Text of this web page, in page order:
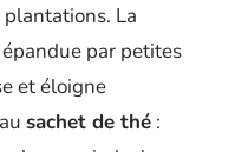
plantations. La
par petites
et éloigne
sachet de thé :